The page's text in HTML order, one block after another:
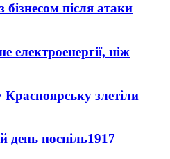
бізнесом після атаки
електроенергії, ніж
Красноярську злетіли
день поспіль1917